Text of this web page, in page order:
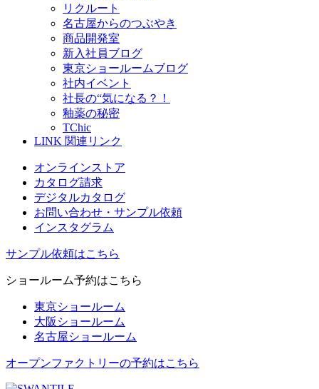
リクルート
名古屋からのつぶやき
商品開発室
新入社員ブログ
東京ショールームブログ
社内イベント
社長の“気になる？！
釉薬の秘密
TChic
LINK 関連リンク
オンラインストア
カタログ請求
デジタルカタログ
お問い合わせ・サンプル依頼
インスタグラム
サンプル依頼はこちら
ショールーム予約はこちら
東京ショールーム
大阪ショールーム
名古屋ショールーム
オープンファクトリーの予約はこちら